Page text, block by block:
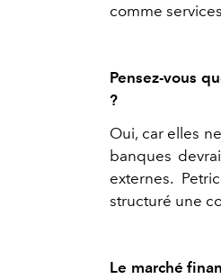
comme
Pensez-vous
?
Oui, car elles
banques
externes.
structuré une
Le marché